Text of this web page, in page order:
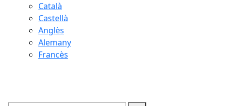
Català
Castellà
Anglès
Alemany
Francès